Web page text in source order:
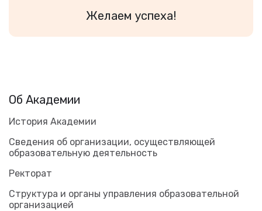
Желаем успеха!
Об Академии
История Академии
Сведения об организации, осуществляющей
образовательную деятельность
Ректорат
Структура и органы управления образовательной
организацией